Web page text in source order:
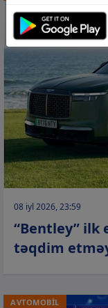
08 iyl 2026, 23:59
“Bentley”
təqdim
AVTOMOBİL